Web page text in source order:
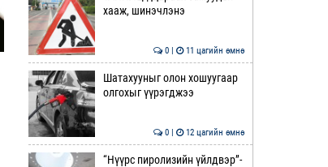
хааж, шинэчлэнэ
0 | 11 цагийн өмнө
Шатахууныг олон хошуугаар
олгохыг үүрэгджээ
0 | 12 цагийн өмнө
“Нүүрс пиролизийн үйлдвэр”-